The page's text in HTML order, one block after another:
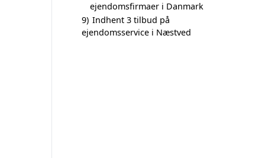
ejendomsfirmaer i Danmark
9) Indhent 3 tilbud på
ejendomsservice i Næstved